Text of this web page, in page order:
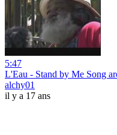
5:47
L'Eau - Stand by Me Song
alchy01
il y a 17 ans